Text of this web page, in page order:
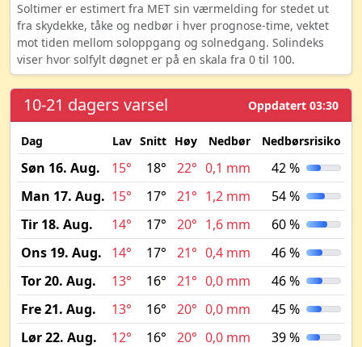
Soltimer er estimert fra MET sin værmelding for stedet ut
fra skydekke, tåke og nedbør i hver prognose-time, vektet
mot tiden mellom soloppgang og solnedgang. Solindeks
viser hvor solfylt døgnet er på en skala fra 0 til 100.
10-21 dagers varsel Oppdatert 03:30
Dag Lav Snitt Høy Nedbør Nedbørsrisiko
Søn 16. Aug. 15° 18° 22° 0,1 mm
42 %
Man 17. Aug. 15° 17° 21° 1,2 mm
54 %
Tir 18. Aug.
14° 17° 20° 1,6 mm
60 %
Ons 19. Aug.
14° 17° 21° 0,4 mm
46 %
Tor 20. Aug.
13° 16° 21° 0,0 mm
46 %
Fre 21. Aug.
13° 16° 20° 0,0 mm
45 %
Lør 22. Aug.
12° 16° 20° 0,0 mm
39 %